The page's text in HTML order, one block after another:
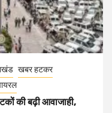
खबर हटकर
की बढ़ी आवाजाही,